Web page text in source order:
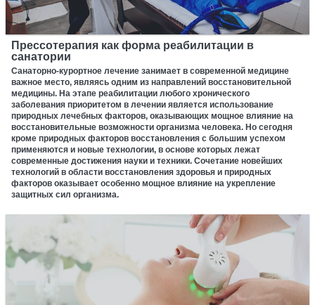
Прессотерапия как форма реабилитации в
санатории
Санаторно-курортное лечение занимает в современной медицине
важное место, являясь одним из направлений восстановительной
медицины. На этапе реабилитации любого хронического
заболевания приоритетом в лечении является использование
природных лечебных факторов, оказывающих мощное влияние на
восстановительные возможности организма человека. Но сегодня
кроме природных факторов восстановления с большим успехом
применяются и новые технологии, в основе которых лежат
современные достижения науки и техники. Сочетание новейших
технологий в области восстановления здоровья и природных
факторов оказывает особенно мощное влияние на укрепление
защитных сил организма.